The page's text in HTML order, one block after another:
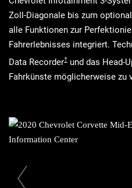
Zoll-Diagonale bis zum
alle Funktionen zur
Fahrerlebnisses integriert.
Data Recorder und das Head-
Fahrkünste möglicherweise zu